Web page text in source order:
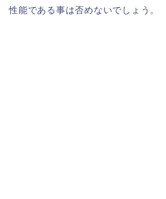
性能である事は否めないでしょう。